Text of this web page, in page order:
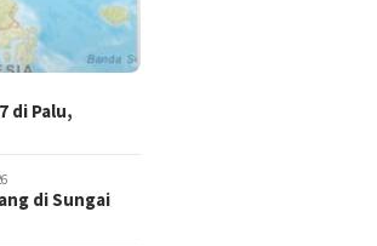
di Palu,
di Sungai